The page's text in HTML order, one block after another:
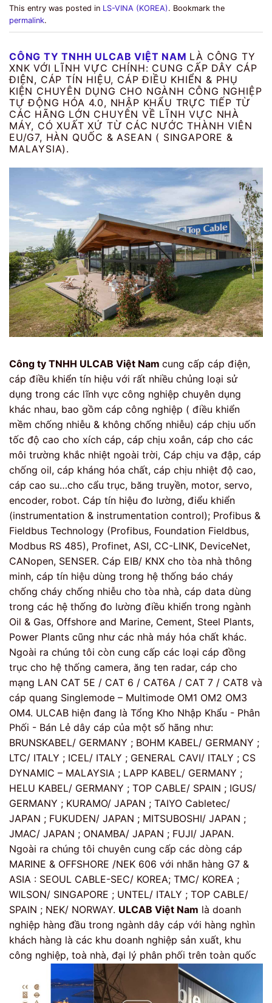
This entry was posted in LS-VINA (KOREA). Bookmark the
permalink.
CÔNG TY TNHH ULCAB VIỆT NAM LÀ CÔNG TY
XNK VỚI LĨNH VỰC CHÍNH: CUNG CẤP DÂY CÁP
ĐIỆN, CÁP TÍN HIỆU, CÁP ĐIỀU KHIỂN & PHỤ
KIỆN CHUYÊN DỤNG CHO NGÀNH CÔNG NGHIỆP
TỰ ĐỘNG HÓA 4.0, NHẬP KHẨU TRỰC TIẾP TỪ
CÁC HÃNG LỚN CHUYÊN VỀ LĨNH VỰC NHÀ
MÁY, CÓ XUẤT XỨ TỪ CÁC NƯỚC THÀNH VIÊN
EU/G7, HÀN QUỐC & ASEAN ( SINGAPORE &
MALAYSIA).
Công ty TNHH ULCAB Việt Nam cung cấp cáp điện,
cáp điều khiển tín hiệu với rất nhiều chủng loại sử
dụng trong các lĩnh vực công nghiệp chuyên dụng
khác nhau, bao gồm cáp công nghiệp ( điều khiển
mềm chống nhiễu & không chống nhiễu) cáp chịu uốn
tốc độ cao cho xích cáp, cáp chịu xoắn, cáp cho các
môi trường khắc nhiệt ngoài trời, Cáp chịu va đập, cáp
chống oil, cáp kháng hóa chất, cáp chịu nhiệt độ cao,
cáp cao su…cho cẩu trục, băng truyền, motor, servo,
encoder, robot. Cáp tín hiệu đo lường, điểu khiển
(instrumentation & instrumentation control); Profibus &
Fieldbus Technology (Profibus, Foundation Fieldbus,
Modbus RS 485), Profinet, ASI, CC-LINK, DeviceNet,
CANopen, SENSER. Cáp EIB/ KNX cho tòa nhà thông
minh, cáp tín hiệu dùng trong hệ thống báo cháy
chống cháy chống nhiễu cho tòa nhà, cáp data dùng
trong các hệ thống đo lường điều khiển trong ngành
Oil & Gas, Offshore and Marine, Cement, Steel Plants,
Power Plants cũng như các nhà máy hóa chất khác.
Ngoài ra chúng tôi còn cung cấp các loại cáp đồng
trục cho hệ thống camera, ăng ten radar, cáp cho
mạng LAN CAT 5E / CAT 6 / CAT6A / CAT 7 / CAT8 và
cáp quang Singlemode – Multimode OM1 OM2 OM3
OM4. ULCAB hiện đang là Tổng Kho Nhập Khẩu - Phân
Phối - Bán Lẻ dây cáp của một số hãng như:
BRUNSKABEL/ GERMANY ; BOHM KABEL/ GERMANY ;
LTC/ ITALY ; ICEL/ ITALY ; GENERAL CAVI/ ITALY ; CS
DYNAMIC – MALAYSIA ; LAPP KABEL/ GERMANY ;
HELU KABEL/ GERMANY ; TOP CABLE/ SPAIN ; IGUS/
GERMANY ; KURAMO/ JAPAN ; TAIYO Cabletec/
JAPAN ; FUKUDEN/ JAPAN ; MITSUBOSHI/ JAPAN ;
JMAC/ JAPAN ; ONAMBA/ JAPAN ; FUJI/ JAPAN.
Ngoài ra chúng tôi chuyên cung cấp các dòng cáp
MARINE & OFFSHORE /NEK 606 với nhãn hàng G7 &
ASIA : SEOUL CABLE-SEC/ KOREA; TMC/ KOREA ;
WILSON/ SINGAPORE ; UNTEL/ ITALY ; TOP CABLE/
SPAIN ; NEK/ NORWAY. ULCAB Việt Nam là doanh
nghiệp hàng đầu trong ngành dây cáp với hàng nghìn
khách hàng là các khu doanh nghiệp sản xuất, khu
công nghiệp, toà nhà, đại lý phân phối trên toàn quốc